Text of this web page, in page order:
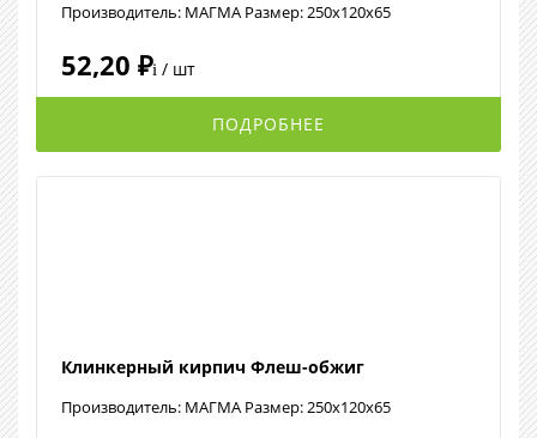
Производитель: МАГМА Размер: 250x120x65
52,20 ₽i / шт
ПОДРОБНЕЕ
Клинкерный кирпич Флеш-обжиг
Производитель: МАГМА Размер: 250x120x65